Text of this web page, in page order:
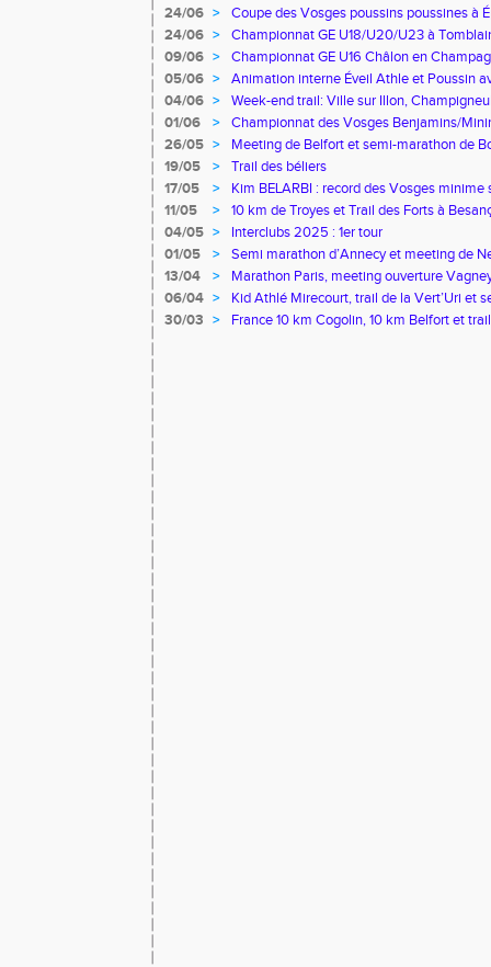
24/06 >
Coupe des Vosges poussins poussines à
24/06 >
Championnat GE U18/U20/U23 à
09/06 >
Championnat GE U16 Châlon en
Marathon de la bière et du lac de Der,
05/06 >
Animation interne Éveil Athle et Poussin
👍
04/06 >
Week-end trail: Ville sur Illon,
01/06
>
Championnat des Vosges Benjamins/
26/05 >
Meeting de Belfort et semi-marathon de
19/05
>
Trail des béliers
17/05
>
Kim BELARBI : record des Vosges
11/05
>
10 km de Troyes et Trail des Forts à
04/05 >
Interclubs 2025 : 1er tour
01/05
>
Semi marathon d’Annecy et meeting de
13/04
>
Marathon Paris, meeting ouverture
06/04 >
Kid Athlé Mirecourt, trail de la Vert’Uri et
Valence
30/03 > France 10 km Cogolin, 10 km Belfort et